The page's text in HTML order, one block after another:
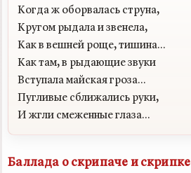
Когда ж оборвалась струна,
Кругом рыдала и звенела,
Как в вешней роще, тишина...
Как там, в рыдающие звуки
Вступала майская гроза...
Пугливые сближались руки,
Баллада о скрипаче и скрипке